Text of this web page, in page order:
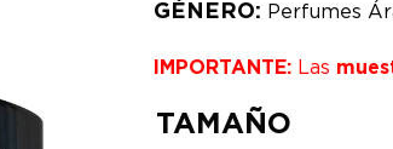
GÉNERO: Perfumes
IMPORTANTE: Las
TAMAÑO